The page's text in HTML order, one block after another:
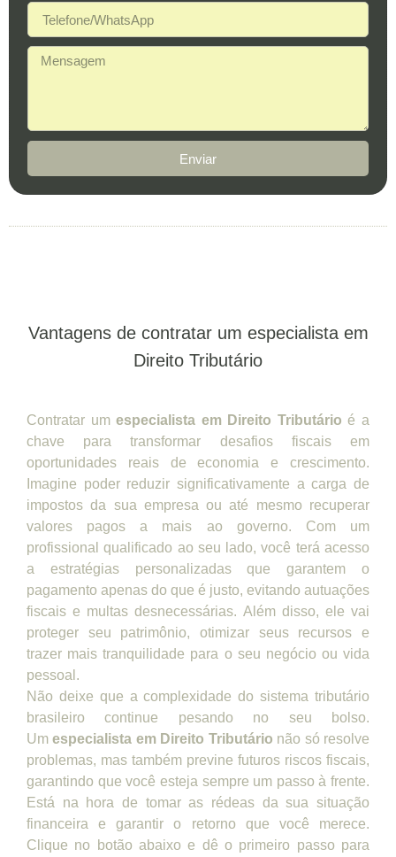
Enviar
Vantagens de contratar um especialista em
Direito Tributário
Contratar umespecialista em Direito Tributário é a
chave para transformar desafios fiscais em
oportunidades reais de economia e crescimento.
Imagine poder reduzir significativamente a carga de
impostos da sua empresa ou até mesmo recuperar
valores pagos a mais ao governo. Com um
profissional qualificado ao seu lado, você terá acesso
a estratégias personalizadas que garantem o
pagamento apenas do que é justo, evitando autuações
fiscais e multas desnecessárias. Além disso, ele vai
proteger seu patrimônio, otimizar seus recursos e
trazer mais tranquilidade para o seu negócio ou vida
pessoal.
Não deixe que a complexidade do sistema tributário
brasileiro continue pesando no seu bolso.
Umespecialista em Direito Tributário não só resolve
problemas, mas também previne futuros riscos fiscais,
garantindo que você esteja sempre um passo à frente.
Está na hora de tomar as rédeas da sua situação
financeira e garantir o retorno que você merece.
Clique no botão abaixo e dê o primeiro passo para